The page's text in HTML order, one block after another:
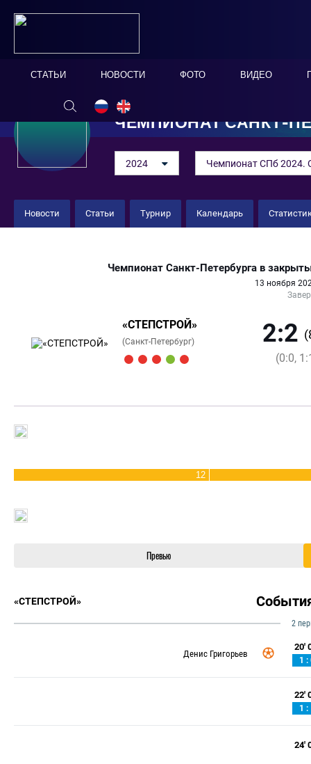
СТАТЬИ НОВОСТИ ФОТО ВИДЕО
ЧЕМПИОНАТ САНКТ-
2024 Чемпионат СПб 2024.
Новости Статьи Турнир Календарь
Чемпионат Санкт-Петербурга в
13 ноября
«СТЕПСТРОЙ»
(Санкт-Петербург) 2:2
(0:0,
12
Превью
«СТЕПСТРОЙ»
2
Денис Григорьев
20'
1 :
22'
1 :
24'